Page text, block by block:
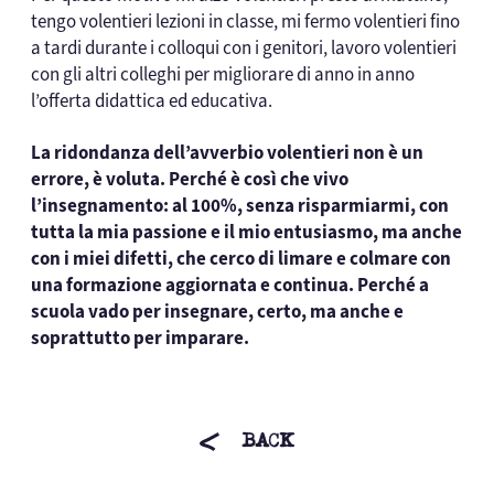
tengo volentieri lezioni in classe, mi fermo volentieri fino
a tardi durante i colloqui con i genitori, lavoro volentieri
con gli altri colleghi per migliorare di anno in anno
l’offerta didattica ed educativa.
La ridondanza dell’avverbiovolentieri non è un
errore, è voluta. Perché è così che vivo
l’insegnamento: al 100%, senza risparmiarmi, con
tutta la mia passione e il mio entusiasmo, ma anche
con i miei difetti, che cerco di limare e colmare con
una formazione aggiornata e continua. Perché a
scuola vado per insegnare, certo, ma anche e
soprattutto per imparare.
BACK